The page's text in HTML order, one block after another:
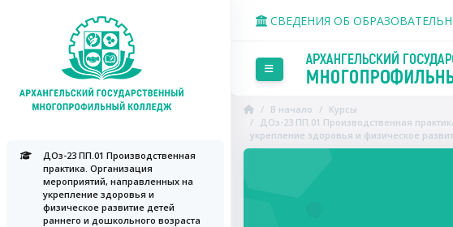
СВЕДЕНИЯ ОБ
Боковая панель
ДОз-23 ПП.01 Производственная
практика. Организация
мероприятий, направленных на
укрепление здоровья и
физическое развитие детей
раннего и дошкольного возраста
В начало
Курсы
ДОз-23 ПП.01 Производственная
укрепление здоровья и физическое
Пропустить Course Intro